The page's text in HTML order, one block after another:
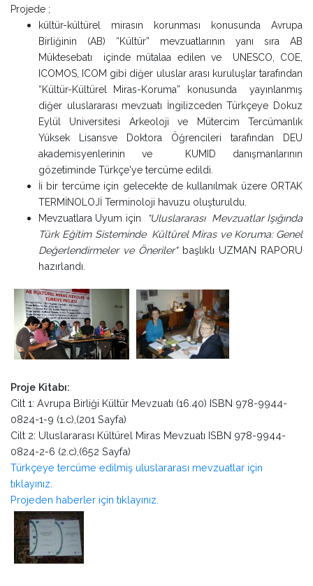
Projede ;
kültür-kültürel mirasın korunması konusunda Avrupa
Birliğinin (AB) “Kültür” mevzuatlarının yanı sıra AB
Müktesebatı içinde mütalaa edilen ve UNESCO, COE,
ICOMOS, ICOM gibi diğer uluslar arası kuruluşlar tarafından
“Kültür-Kültürel Miras-Koruma” konusunda yayınlanmış
diğer uluslararası mevzuatı İngilizceden Türkçeye Dokuz
Eylül Universitesi Arkeoloji ve Mütercim Tercümanlık
Yüksek Lisansve Doktora Öğrencileri tarafından DEU
akademisyenlerinin ve KUMID danışmanlarının
gözetiminde Türkçe'ye tercüme edildi.
İi bir tercüme için gelecekte de kullanılmak üzere ORTAK
TERMİNOLOJİ Terminoloji havuzu oluşturuldu.
Mevzuatlara Uyum için
"Uluslararası Mevzuatlar Işığında
Türk Eğitim Sisteminde Kültürel Miras ve Koruma: Genel
Değerlendirmeler ve Öneriler"başlıklı UZMAN RAPORU
hazırlandı.
Proje Kitabı:
Cilt 1: Avrupa Birliği Kültür Mevzuatı (16.40) ISBN 978-9944-
0824-1-9 (1.c),(201 Sayfa)
Cilt 2: Uluslararası Kültürel Miras Mevzuatı ISBN 978-9944-
0824-2-6 (2.c),(652 Sayfa)
Türkçeye tercüme edilmiş uluslararası mevzuatlar için
tıklayınız.
Projeden haberler için tıklayınız.